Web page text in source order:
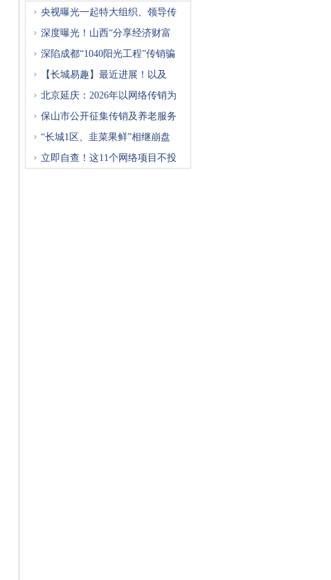
央视曝光一起特大组织、领导传
深度曝光！山西“分享经济财富
深陷成都“1040阳光工程”传销骗
【长城易趣】最近进展！以及
北京延庆：2026年以网络传销为
保山市公开征集传销及养老服务
“长城1区、韭菜果鲜”相继崩盘
立即自查！这11个网络项目不投